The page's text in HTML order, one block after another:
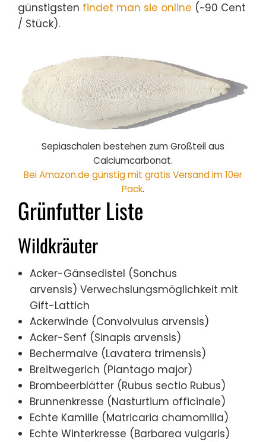
günstigsten findet man sie online (~90 Cent
/ Stück).
Sepiaschalen bestehen zum Großteil aus
Calciumcarbonat.
Bei Amazon.de günstig mit gratis Versand im 10er
Pack.
Grünfutter Liste
Wildkräuter
Acker-Gänsedistel (Sonchus
arvensis) Verwechslungsmöglichkeit mit
Gift-Lattich
Ackerwinde (Convolvulus arvensis)
Acker-Senf (Sinapis arvensis)
Bechermalve (Lavatera trimensis)
Breitwegerich (Plantago major)
Brombeerblätter (Rubus sectio Rubus)
Brunnenkresse (Nasturtium officinale)
Echte Kamille (Matricaria chamomilla)
Echte Winterkresse (Barbarea vulgaris)